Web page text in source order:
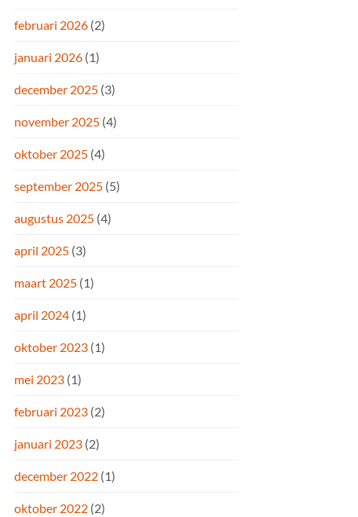
februari 2026 (2)
januari 2026 (1)
december 2025 (3)
november 2025 (4)
oktober 2025 (4)
september 2025 (5)
augustus 2025 (4)
april 2025 (3)
maart 2025 (1)
april 2024 (1)
oktober 2023 (1)
mei 2023 (1)
februari 2023 (2)
januari 2023 (2)
december 2022 (1)
oktober 2022 (2)